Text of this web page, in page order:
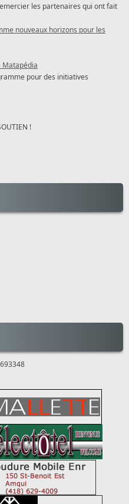
les partenaires qui ont fait
nouveaux horizons pour les
Matapédia
pour des initiatives
!
693348